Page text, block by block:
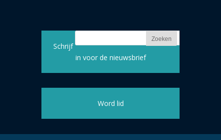
Schrijf
in voor de nieuwsbrief
Word lid